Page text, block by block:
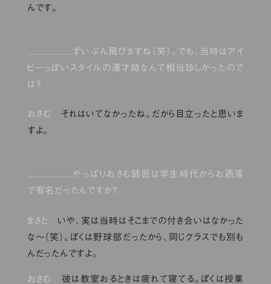
んです。
ずいぶん飛びますね（笑）。でも、当時はアイ
ビーっぽいスタイルの漫才師なんて相当珍しかったので
は？
おさむ
それはいてなかったね。だから目立ったと思いま
すよ。
やっぱりおさむ師匠は学生時代からお洒落
で有名だったんですか？
まさと いや、実は当時はそこまでの付き合いはなかった
な〜（笑）。ぼくは野球部だったから、同じクラスでも別も
んだったんですよ。
おさむ
彼は教室おるときは疲れて寝てる。ぼくは授業